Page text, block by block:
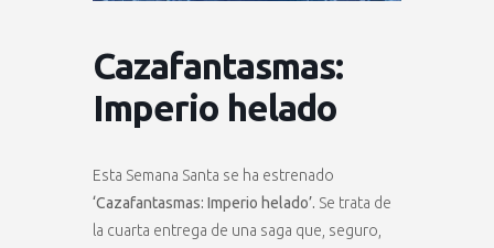
Cazafantasmas:
Imperio helado
Esta Semana Santa se ha estrenado
‘Cazafantasmas: Imperio helado’. Se trata de
la cuarta entrega de una saga que, seguro,